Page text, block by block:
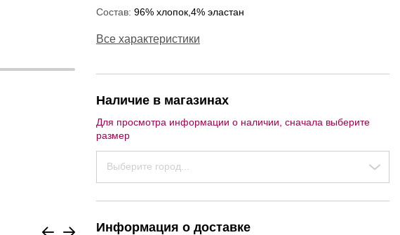
Состав: 96% хлопок,4% эластан
Все характеристики
Наличие в магазинах
Для просмотра информации о наличии, сначала выберите
размер
Выберите город...
Информация о доставке